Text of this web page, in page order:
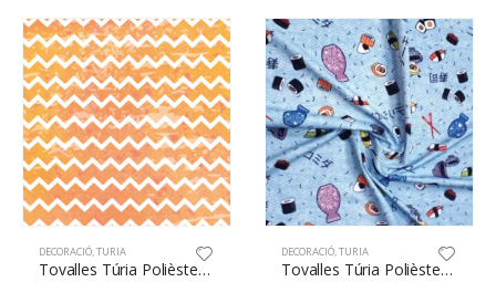
DECORACIÓ,TURIA
Tovalles Túria Polièster 100% 160cm Zig-Zag 6
DECORACIÓ,TURIA
Tovalles Túria Polièster 100% 160cm Sushi 4